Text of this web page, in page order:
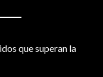
que superan la